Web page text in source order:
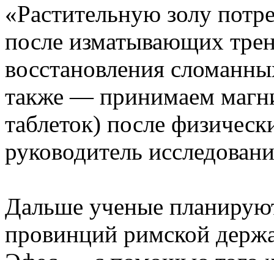
«Растительную золу
после изматывающих
восстановления
также — принимаем
таблеток) после
руководитель
Дальше ученые
провинций римской